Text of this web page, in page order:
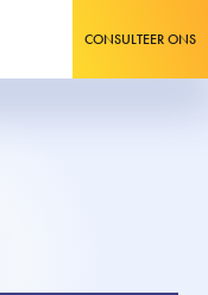
CONSULTEER ONS